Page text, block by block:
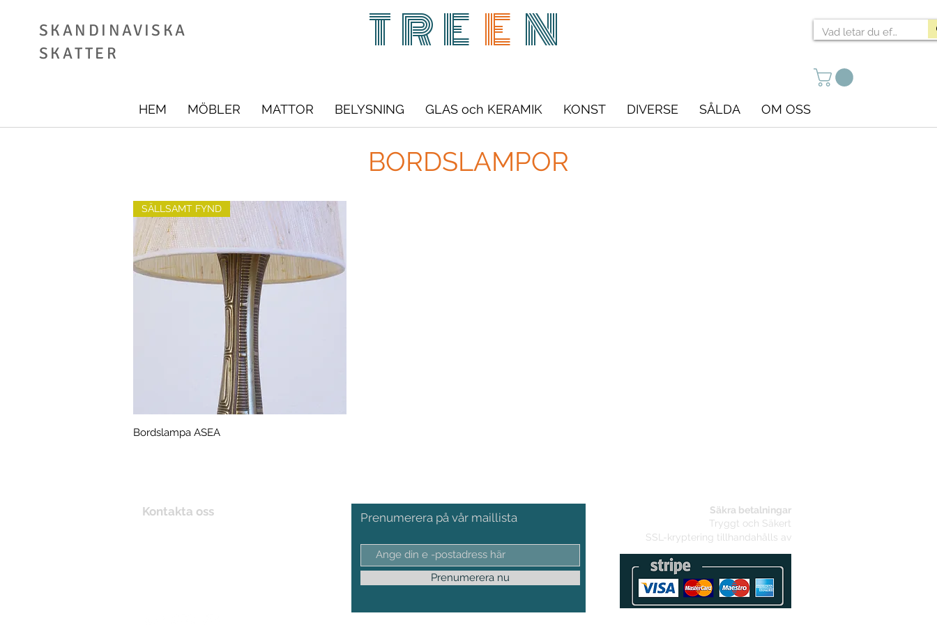
SKANDINAVISKA
SKATTER
TRE E N
HEM MÖBLER MATTOR BELYSNING GLAS och KERAMIK KONST DIVERSE SÅLDA OM OSS
BORDSLAMPOR
Snabbvisning
SÄLLSAMT FYND
Bordslampa ASEA
Kontakta oss Prenumerera på vår maillista
Prenumerera nu
Säkra betalningar
Tryggt och Säkert
SSL-kryptering tillhandahålls av